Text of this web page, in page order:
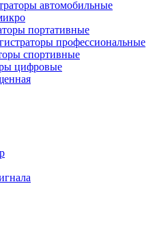
автомобильные
портативные
профессиональные
спортивные
цифровые